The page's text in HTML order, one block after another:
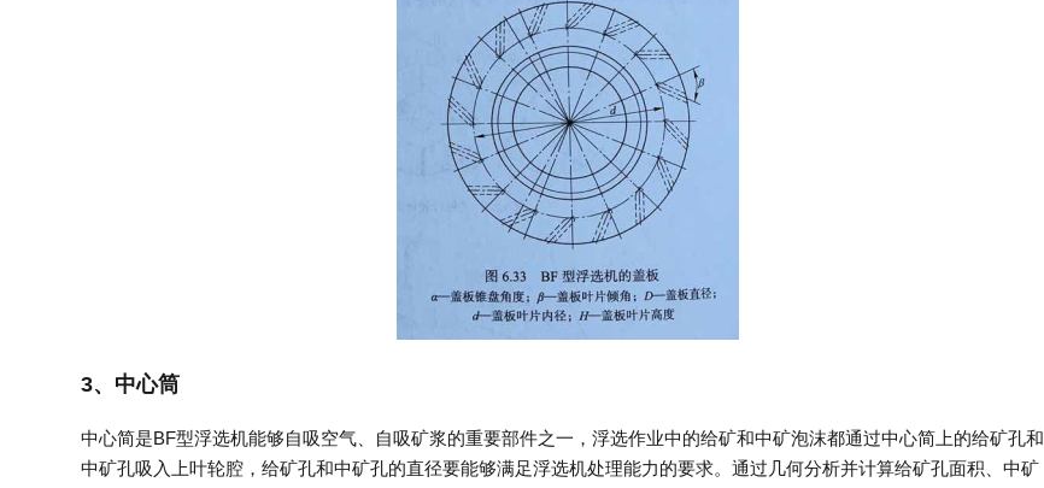
3、中心筒
中心简是BF型浮选机能够自吸空气、自吸矿浆的重要部件之一，浮选作业中的给矿和中矿泡沫都通过中心简上的给矿孔和
中矿孔吸入上叶轮腔，给矿孔和中矿孔的直径要能够满足浮选机处理能力的要求。通过几何分析并计算给矿孔面积、中矿